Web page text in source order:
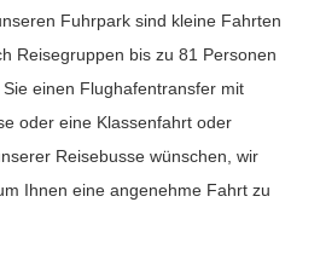
Fuhrpark sind kleine Fahrten
Reisegruppen bis zu 81 Personen
einen Flughafentransfer mit
oder eine Klassenfahrt oder
Reisebusse wünschen, wir
Ihnen eine angenehme Fahrt zu